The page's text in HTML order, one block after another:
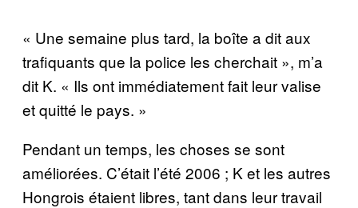
« Une semaine plus tard, la boîte a dit aux
trafiquants que la police les cherchait », m’a
dit K. « Ils ont immédiatement fait leur valise
et quitté le pays. »
Pendant un temps, les choses se sont
améliorées. C’était l’été 2006 ; K et les autres
Hongrois étaient libres, tant dans leur travail